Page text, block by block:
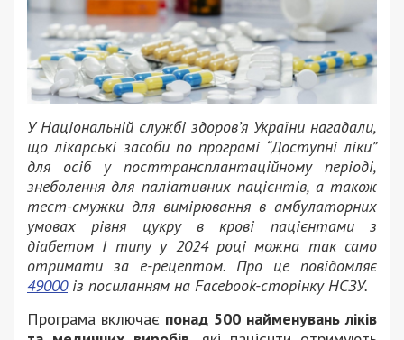
У Національній службі здоров’я України нагадали,
що лікарські засоби по програмі “Доступні ліки”
для осіб у посттрансплантаційному періоді,
знеболення для паліативних пацієнтів, а також
тест-смужки для вимірювання в амбулаторних
умовах рівня цукру в крові пацієнтами з
діабетом I типу у 2024 році можна так само
отримати за е-рецептом. Про це повідомляє
49000із посиланням на Facebook-сторінку НСЗУ.
Програма включає понад 500 найменувань ліків